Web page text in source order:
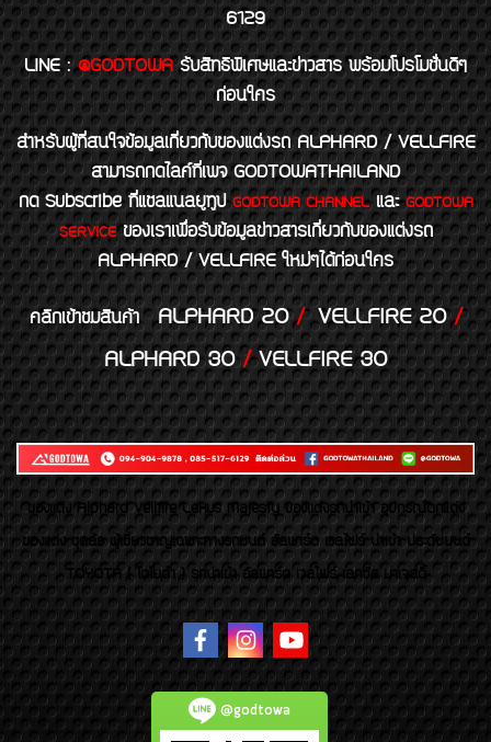
6129
LINE : @GODTOWA รับสิทธิพิเศษและข่าวสาร พร้อมโปรโมชั่นดีๆ
ก่อนใคร
สำหรับผู้ที่สนใจข้อมูลเกี่ยวกับของแต่งรถ ALPHARD / VELLFIRE
สามารถกดไลค์ที่เพจ GODTOWATHAILAND
กด Subscribe ที่แชลแนลยูทูป GODTOWA CHANNELและGODTOWA
SERVICEของเราเพื่อรับข้อมูลข่าวสารเกี่ยวกับของแต่งรถ
ALPHARD / VELLFIRE ใหม่ๆได้ก่อนใคร
คลิกเข้าชมสินค้า ALPHARD 20/VELLFIRE 20/
ALPHARD 30/VELLFIRE 30
ของเเต่ง Alphard Vellfire Lexus Majesty ของเเต่งรถนำเข้า อุปกรณ์ตกแต่ง
ของแต่ง ชุดล้อ ผู้เชี่ยวชาญเฉพาะทางรถยนต์ อัลพาร์ด เวลไฟร์ นำเข้า ประดับยนต์
TOYOTA ( โตโยต้า ) รถนำเข้า อัลพาร์ด เวลไฟร์ เลกซัส มาเจสตี้
@godtowa